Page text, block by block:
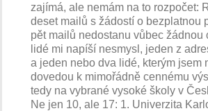
zajímá, ale nemám na to rozpočet:
deset mailů s žádostí o bezplatnou
pět mailů nedostanu vůbec žádnou
lidé mi napíší nesmysl, jeden z
a jeden nebo dva lidé, kterým jsem
dovedou k mimořádně cennému
tedy na vybrané vysoké školy v
Ne jen 10, ale 17: 1. Univerzita